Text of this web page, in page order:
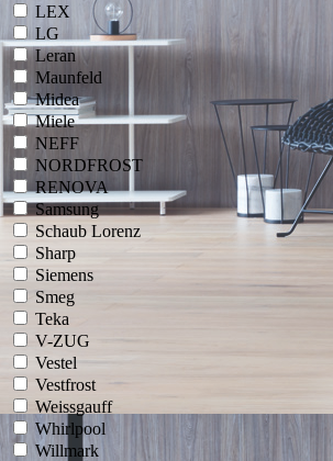
LEX
LG
Leran
Maunfeld
Midea
Miele
NEFF
NORDFROST
RENOVA
Samsung
Schaub Lorenz
Sharp
Siemens
Smeg
Teka
V-ZUG
Vestel
Vestfrost
Weissgauff
Whirlpool
Willmark